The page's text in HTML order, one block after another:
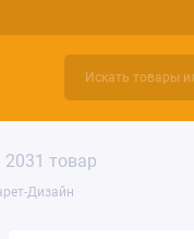
2031 товар
Дизайн